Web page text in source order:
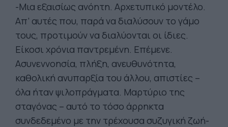
-Μια εξαισίως ανόητη. Αρχετυπικό μοντέλο.
Απ’ αυτές που, παρά να διαλύσουν το γάμο
τους, προτιμούν να διαλύονται οι ίδιες.
Είκοσι χρόνια παντρεμένη. Επέμενε.
Ασυνεννοησία, πλήξη, ανευθυνότητα,
καθολική ανυπαρξία του άλλου, απιστίες –
όλα ήταν ψιλοπράγματα. Μαρτύριο της
σταγόνας – αυτό το τόσο άρρηκτα
συνδεδεμένο με την τρέχουσα συζυγική ζωή-